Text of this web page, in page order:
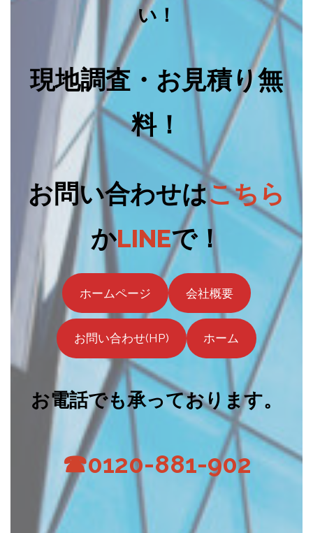
い！
現地調査・お見積り無
料！
お問い合わせはこちら
かLINEで！
ホームページ 会社概要
お問い合わせ(HP) ホーム
お電話でも承っております。
☎0120-881-902